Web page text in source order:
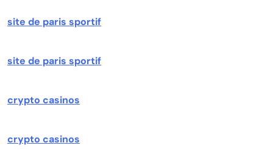
site de paris sportif
site de paris sportif
crypto casinos
crypto casinos